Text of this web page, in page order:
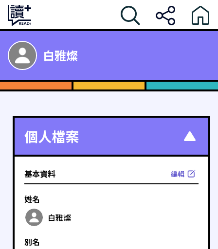
白雅燦
個人檔案
基本資料 編輯
姓名
白雅燦
別名